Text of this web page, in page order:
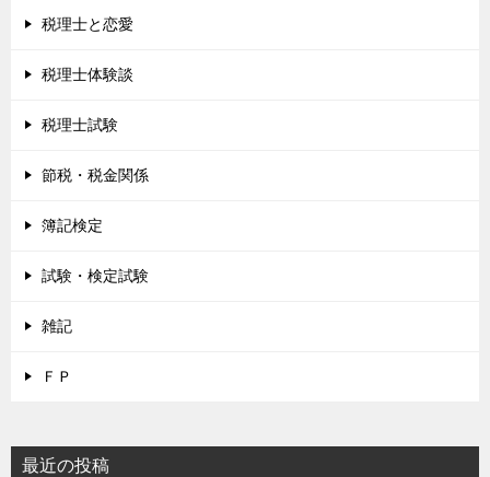
税理士と恋愛
税理士体験談
税理士試験
節税・税金関係
簿記検定
試験・検定試験
雑記
ＦＰ
最近の投稿